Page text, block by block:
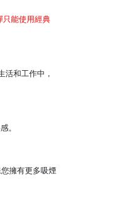
能使用經典
和工作中，
。
擁有更多吸煙